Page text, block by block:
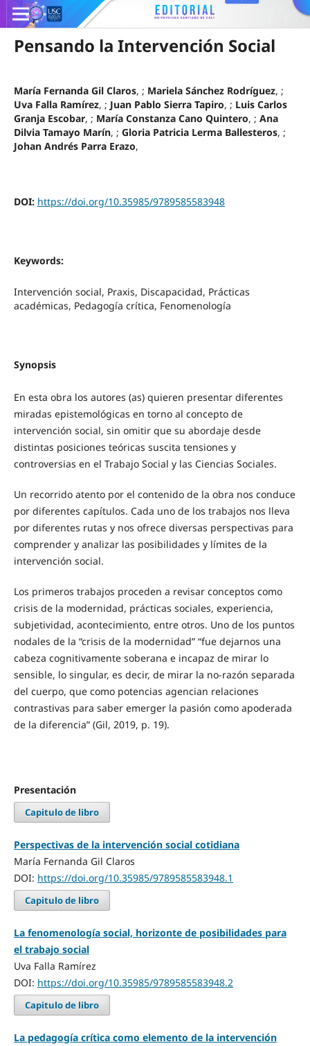
Pensando la Intervención Social
María Fernanda Gil Claros, ; Mariela Sánchez Rodríguez, ;
Uva Falla Ramírez, ; Juan Pablo Sierra Tapiro, ; Luis Carlos
Granja Escobar, ; María Constanza Cano Quintero, ; Ana
Dilvia Tamayo Marín, ; Gloria Patricia Lerma Ballesteros, ;
Johan Andrés Parra Erazo,
DOI: https://doi.org/10.35985/9789585583948
Keywords:
Intervención social, Praxis, Discapacidad, Prácticas
académicas, Pedagogía crítica, Fenomenología
Synopsis
En esta obra los autores (as) quieren presentar diferentes
miradas epistemológicas en torno al concepto de
intervención social, sin omitir que su abordaje desde
distintas posiciones teóricas suscita tensiones y
controversias en el Trabajo Social y las Ciencias Sociales.
Un recorrido atento por el contenido de la obra nos conduce
por diferentes capítulos. Cada uno de los trabajos nos lleva
por diferentes rutas y nos ofrece diversas perspectivas para
comprender y analizar las posibilidades y límites de la
intervención social.
Los primeros trabajos proceden a revisar conceptos como
crisis de la modernidad, prácticas sociales, experiencia,
subjetividad, acontecimiento, entre otros. Uno de los puntos
nodales de la “crisis de la modernidad” “fue dejarnos una
cabeza cognitivamente soberana e incapaz de mirar lo
sensible, lo singular, es decir, de mirar la no-razón separada
del cuerpo, que como potencias agencian relaciones
contrastivas para saber emerger la pasión como apoderada
de la diferencia” (Gil, 2019, p. 19).
Presentación
Capitulo de libro
Perspectivas de la intervención social cotidiana
María Fernanda Gil Claros
DOI: https://doi.org/10.35985/9789585583948.1
Capitulo de libro
La fenomenología social, horizonte de posibilidades para
el trabajo social
Uva Falla Ramírez
DOI: https://doi.org/10.35985/9789585583948.2
Capitulo de libro
La pedagogía crítica como elemento de la intervención